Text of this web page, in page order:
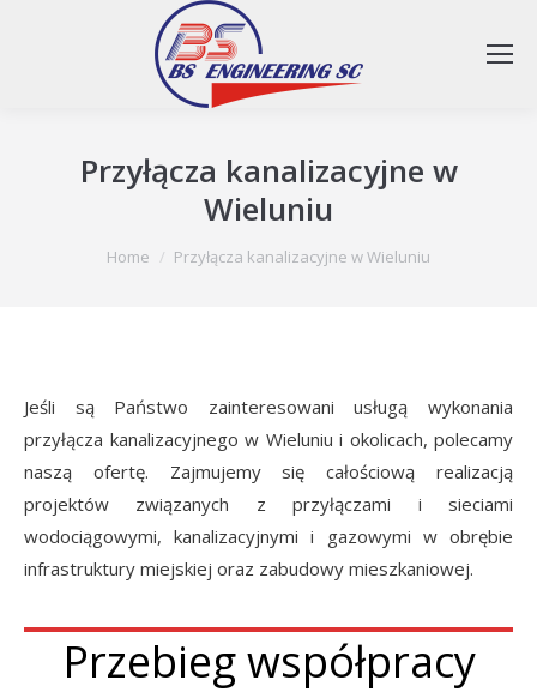
Przyłącza kanalizacyjne w
Wieluniu
You are here:
Home Przyłącza kanalizacyjne w Wieluniu
Jeśli są Państwo zainteresowani usługą wykonania
przyłącza kanalizacyjnego w Wieluniu i okolicach, polecamy
naszą ofertę. Zajmujemy się całościową realizacją
projektów związanych z przyłączami i sieciami
wodociągowymi, kanalizacyjnymi i gazowymi w obrębie
infrastruktury miejskiej oraz zabudowy mieszkaniowej.
Przebieg współpracy